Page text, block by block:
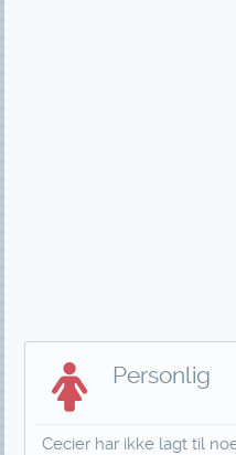
Personlig
Cecier har ikke lagt til